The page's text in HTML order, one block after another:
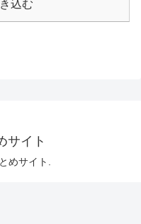
込む
サイト
めサイト.